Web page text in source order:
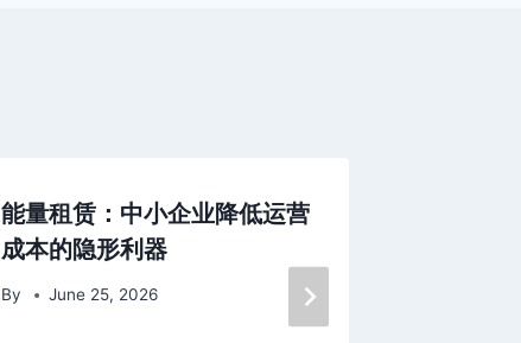
能量租赁：中小企业降低运营
成本的隐形利器
By June 25, 2026